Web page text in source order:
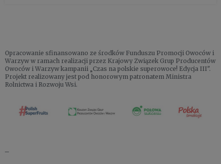
Opracowanie sfinansowano ze środków Funduszu Promocji Owoców i
Warzyw w ramach realizacji przez Krajowy Związek Grup Producentów
Owoców i Warzyw kampanii „Czas na polskie superowoce! Edycja III".
Projekt realizowany jest pod honorowym patronatem Ministra
Rolnictwa i Rozwoju Wsi.